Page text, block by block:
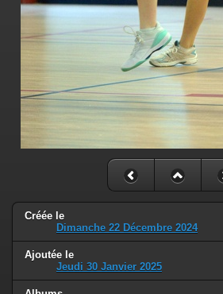
Créée le
Dimanche 22 Décembre 2024
Ajoutée le
Jeudi 30 Janvier 2025